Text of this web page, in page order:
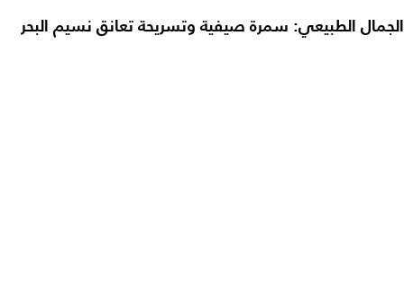
الجمال الطبيعي: سمرة صيفية وتسريحة تعانق نسيم البحر